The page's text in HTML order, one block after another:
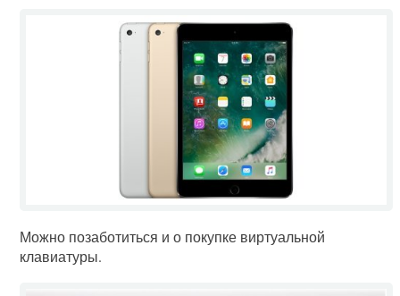
Можно позаботиться и о покупке виртуальной
клавиатуры.